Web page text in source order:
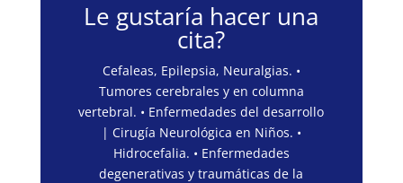
Le gustaría hacer una
cita?
Cefaleas, Epilepsia, Neuralgias. •
Tumores cerebrales y en columna
vertebral. • Enfermedades del desarrollo
| Cirugía Neurológica en Niños. •
Hidrocefalia. • Enfermedades
degenerativas y traumáticas de la